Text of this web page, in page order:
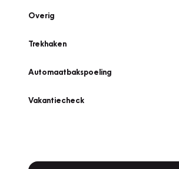
Overig
Trekhaken
Automaatbakspoeling
Vakantiecheck